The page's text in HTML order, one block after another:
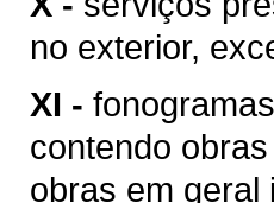
no exterior,
XI -
contendo
obras em geral